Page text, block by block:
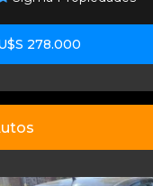
278.000